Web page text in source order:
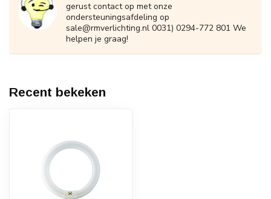
gerust contact op met onze
ondersteuningsafdeling op
sale@rmverlichting.nl 0031) 0294-772 801 We
helpen je graag!
Recent bekeken